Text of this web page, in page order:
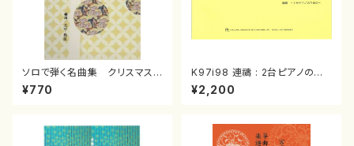
ソロで弾く名曲集 クリスマス・
イブ／恋人がサンタクロース(
箏独奏 /大平光美 編曲/楽
¥770
K97i98 連禱 : 2台ピアノのた
めの（2 Pianos / 菊池 幸夫 /
楽譜）
¥2,200